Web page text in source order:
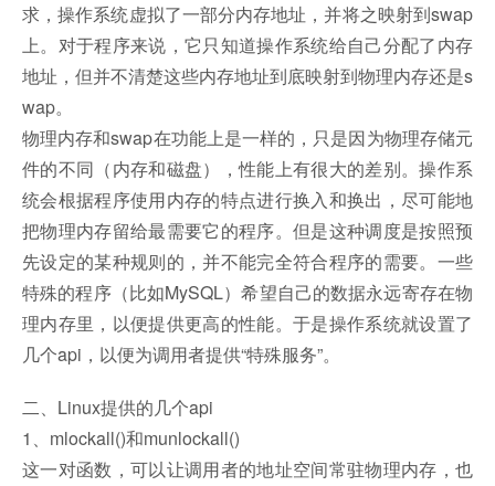
求，操作系统虚拟了一部分内存地址，并将之映射到swap
上。对于程序来说，它只知道操作系统给自己分配了内存
地址，但并不清楚这些内存地址到底映射到物理内存还是s
wap。
物理内存和swap在功能上是一样的，只是因为物理存储元
件的不同（内存和磁盘），性能上有很大的差别。操作系
统会根据程序使用内存的特点进行换入和换出，尽可能地
把物理内存留给最需要它的程序。但是这种调度是按照预
先设定的某种规则的，并不能完全符合程序的需要。一些
特殊的程序（比如MySQL）希望自己的数据永远寄存在物
理内存里，以便提供更高的性能。于是操作系统就设置了
几个api，以便为调用者提供“特殊服务”。
二、Linux提供的几个api
1、mlockall()和munlockall()
这一对函数，可以让调用者的地址空间常驻物理内存，也